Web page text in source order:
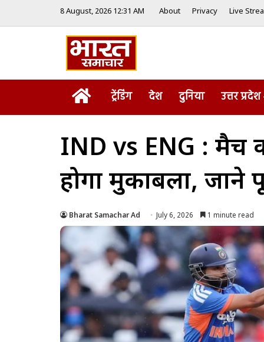
8 August, 2026 12:31 AM About Privacy Live
Homeट्रेंडिंग देश दुनिया उत्तर प्रदेश
IND vs ENG : मैच
होगा मुकाबला, जाने
Bharat Samachar Ad July 6, 2026 1 minute read